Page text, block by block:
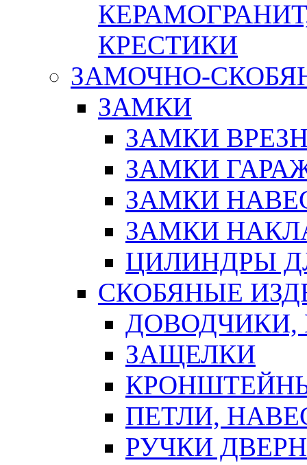
КРЕСТИКИ
ЗАМОЧНО-
ЗАМКИ
ЗАМКИ
ЗАМКИ
ЗАМКИ
ЗАМКИ
ЦИЛИНДРЫ
СКОБЯНЫЕ
ЗАЩЕЛКИ
ПЕТЛИ,
РУЧКИ